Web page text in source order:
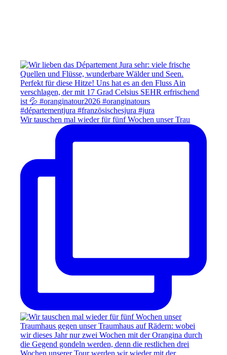
Wir tauschen mal wieder für fünf Wochen unser Trau